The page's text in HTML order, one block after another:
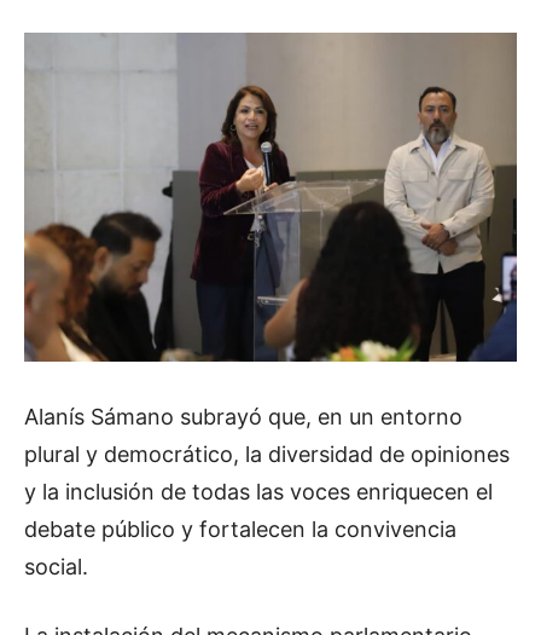
Alanís Sámano subrayó que, en un entorno
plural y democrático, la diversidad de opiniones
y la inclusión de todas las voces enriquecen el
debate público y fortalecen la convivencia
social.